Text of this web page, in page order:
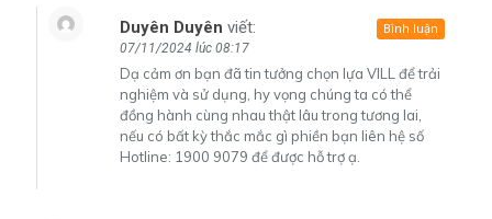
Duyên Duyên viết:
07/11/2024 lúc 08:17
Dạ cảm ơn bạn đã tin tưởng chọn lựa VILL để trải
nghiệm và sử dụng, hy vọng chúng ta có thể
đồng hành cùng nhau thật lâu trong tương lai,
nếu có bất kỳ thắc mắc gì phiền bạn liên hệ số
Hotline: 1900 9079 để được hỗ trợ ạ.
Bình luận